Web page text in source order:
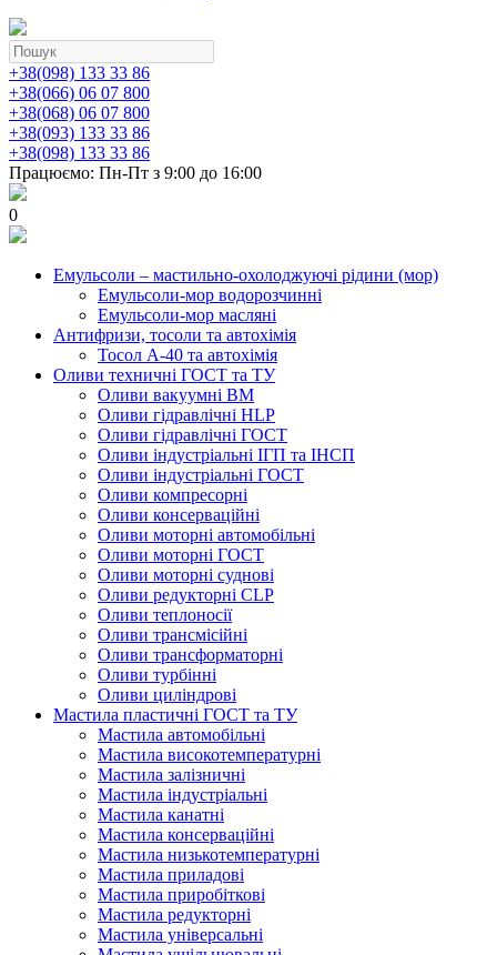
+38(098) 133 33 86
+38(066) 06 07 800
+38(068) 06 07 800
+38(093) 133 33 86
+38(098) 133 33 86
Працюємо: Пн-Пт з 9:00 до 16:00
0
Емульсоли – мастильно-охолоджуючі рідини (мор)
Емульсоли-мор водорозчинні
Емульсоли-мор масляні
Антифризи, тосоли та автохімія
Тосол А-40 та автохімія
Оливи техничні ГОСТ та ТУ
Оливи вакуумні ВМ
Оливи гідравлічні HLP
Оливи гідравлічні ГОСТ
Оливи індустріальні ІГП та ІНСП
Оливи індустріальні ГОСТ
Оливи компресорні
Оливи консерваційні
Оливи моторні автомобільні
Оливи моторні ГОСТ
Оливи моторні суднові
Оливи редукторні CLP
Оливи теплоносії
Оливи трансмісійні
Оливи трансформаторні
Оливи турбінні
Оливи циліндрові
Мастила пластичні ГОСТ та ТУ
Мастила автомобільні
Мастила високотемпературні
Мастила залізничні
Мастила індустріальні
Мастила канатні
Мастила консерваційні
Мастила низькотемпературні
Мастила приладові
Мастила приробіткові
Мастила редукторні
Мастила універсальні